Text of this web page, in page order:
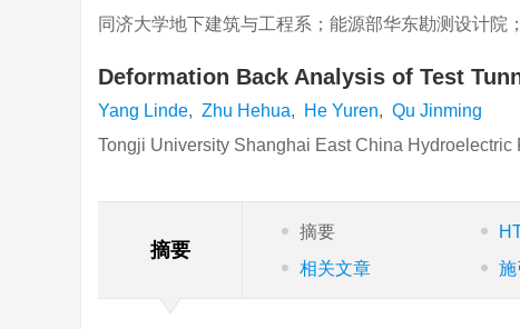
同济大学地下建筑与工程系；能源部华东勘测设计院
Deformation Back Analysis of Test
Yang Linde, Zhu Hehua, He Yuren, Qu Jinming
Tongji University Shanghai East China
摘要
摘要
相关文章
施